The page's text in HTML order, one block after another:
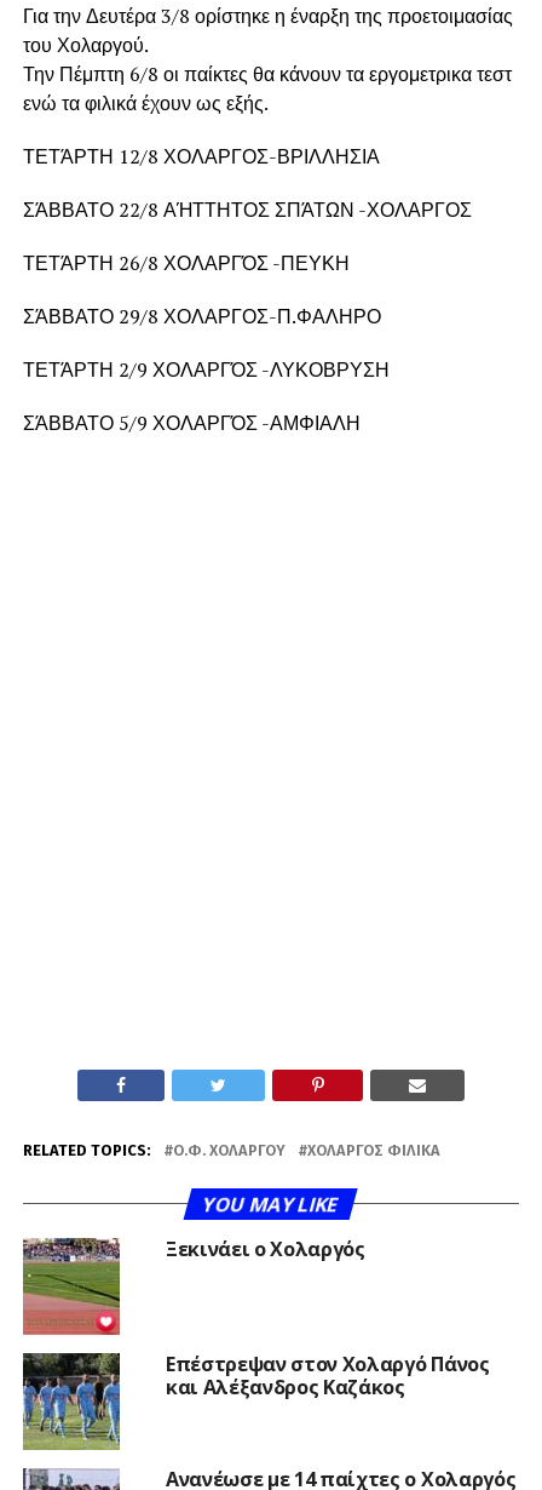
Για την Δευτέρα 3/8 ορίστηκε η έναρξη της προετοιμασίας
του Χολαργού.
Την Πέμπτη 6/8 οι παίκτες θα κάνουν τα εργομετρικα τεστ
ενώ τα φιλικά έχουν ως εξής.
ΤΕΤΆΡΤΗ 12/8 ΧΟΛΑΡΓΟΣ-ΒΡΙΛΛΗΣΙΑ
ΣΆΒΒΑΤΟ 22/8 ΑΉΤΤΗΤΟΣ ΣΠΆΤΩΝ -ΧΟΛΑΡΓΟΣ
ΤΕΤΆΡΤΗ 26/8 ΧΟΛΑΡΓΌΣ -ΠΕΥΚΗ
ΣΆΒΒΑΤΟ 29/8 ΧΟΛΑΡΓΟΣ-Π.ΦΑΛΗΡΟ
ΤΕΤΆΡΤΗ 2/9 ΧΟΛΑΡΓΌΣ -ΛΥΚΟΒΡΥΣΗ
ΣΆΒΒΑΤΟ 5/9 ΧΟΛΑΡΓΌΣ -ΑΜΦΙΑΛΗ
RELATED TOPICS: Ο.Φ. ΧΟΛΑΡΓΟΎ ΧΟΛΑΡΓΌΣ ΦΙΛΙΚΆ
YOU MAY LIKE
Ξεκινάει ο Χολαργός
Επέστρεψαν στον Χολαργό Πάνος
και Αλέξανδρος Καζάκος
Ανανέωσε με 14 παίχτες ο Χολαργός